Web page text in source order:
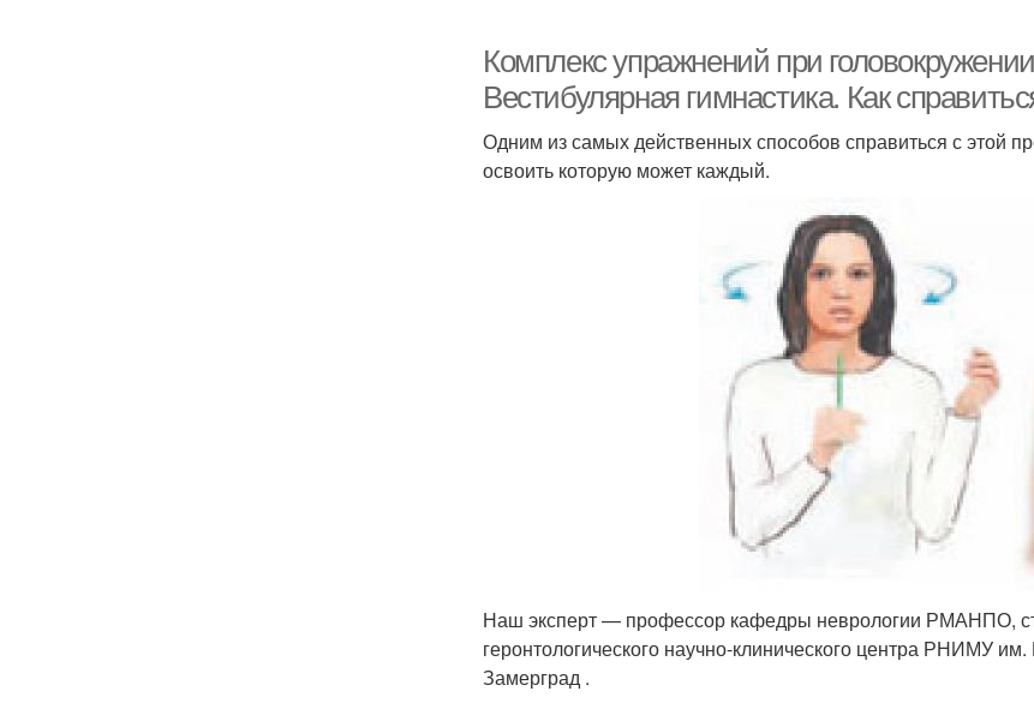
Комплекс упражнений при
Вестибулярная гимнастика. Как
Одним из самых действенных способов справиться с этой
освоить которую может каждый.
Наш эксперт — профессор кафедры неврологии РМАНПО,
геронтологического научно-клинического центра РНИМУ
Замерград .